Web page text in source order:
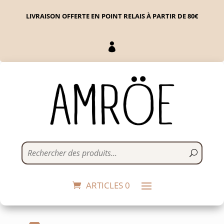
LIVRAISON OFFERTE EN POINT RELAIS À PARTIR DE 80€

ARTICLES 0